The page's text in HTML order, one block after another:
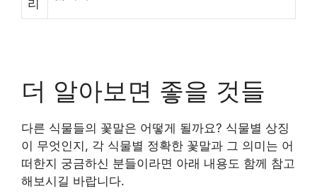
리
더 알아보면 좋을 것들
다른 식물들의 꽃말은 어떻게 될까요? 식물별 상징
이 무엇인지, 각 식물별 정확한 꽃말과 그 의미는 어
떠한지 궁금하신 분들이라면 아래 내용도 함께 참고
해보시길 바랍니다.